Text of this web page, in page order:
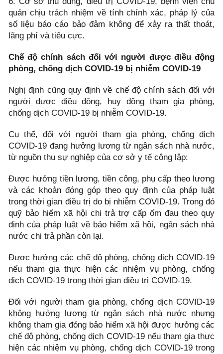
quản chịu trách nhiệm về tính chính xác, pháp lý của
số liệu báo cáo bảo đảm không để xảy ra thất thoát,
lãng phí và tiêu cực.
Chế độ chính sách đối với người được điều động
phòng, chống dịch COVID-19 bị nhiễm COVID-19
Nghị định cũng quy định về chế độ chính sách đối với
người được điều động, huy động tham gia phòng,
chống dịch COVID-19 bị nhiễm COVID-19.
Cụ thể, đối với người tham gia phòng, chống dịch
COVID-19 đang hưởng lương từ ngân sách nhà nước,
từ nguồn thu sự nghiệp của cơ sở y tế công lập:
Được hưởng tiền lương, tiền công, phụ cấp theo lương
và các khoản đóng góp theo quy định của pháp luật
trong thời gian điều trị do bị nhiễm COVID-19. Trong đó
quỹ bảo hiểm xã hội chi trả trợ cấp ốm đau theo quy
định của pháp luật về bảo hiểm xã hội, ngân sách nhà
nước chi trả phần còn lại.
Được hưởng các chế độ phòng, chống dịch COVID-19
nếu tham gia thực hiện các nhiệm vụ phòng, chống
dịch COVID-19 trong thời gian điều trị COVID-19.
Đối với người tham gia phòng, chống dịch COVID-19
không hưởng lương từ ngân sách nhà nước nhưng
không tham gia đóng bảo hiểm xã hội được hưởng các
chế độ phòng, chống dịch COVID-19 nếu tham gia thực
hiện các nhiệm vụ phòng, chống dịch COVID-19 trong